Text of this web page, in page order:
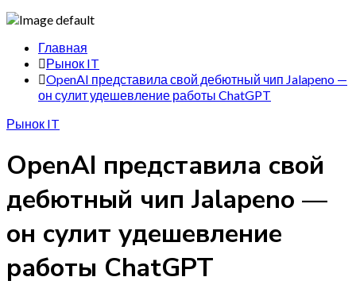
Главная
Рынок IT
OpenAI представила свой дебютный чип Jalapeno —
он сулит удешевление работы ChatGPT
Рынок IT
OpenAI представила свой
дебютный чип Jalapeno —
он сулит удешевление
работы ChatGPT